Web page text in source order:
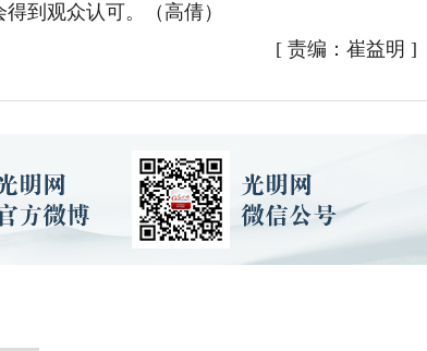
到观众认可。（高倩）
[ 责编：崔益明 ]